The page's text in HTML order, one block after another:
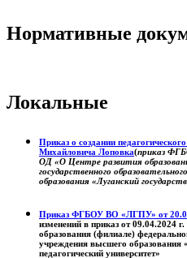
Нормативные
Локальные
Приказ о создании
Михайловича Лоповка(приказ
ОД «О Центре развития
государственного
образования «Луганский
Приказ ФГБОУ ВО «ЛГПУ» от
изменений в приказ от 09.04.2024
образования (филиале)
учреждения высшего образования
педагогический университет»